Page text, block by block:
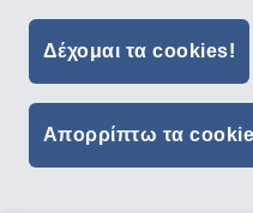
Δέχομαι τα cookies!
Απορρίπτω τα